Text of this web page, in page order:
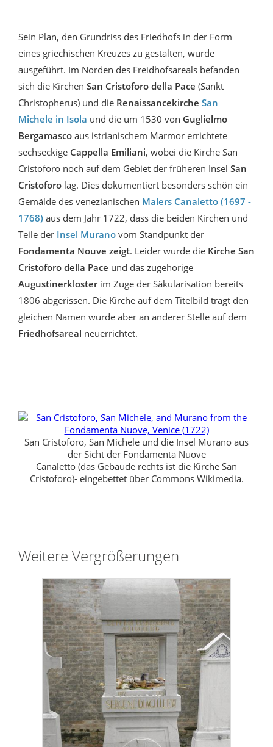
Sein Plan, den Grundriss des Friedhofs in der Form
eines griechischen Kreuzes zu gestalten, wurde
ausgeführt. Im Norden des Freidhofsareals befanden
sich die Kirchen San Cristoforo della Pace (Sankt
Christopherus) und die Renaissancekirche San
Michele in Isola und die um 1530 von Guglielmo
Bergamasco aus istrianischem Marmor errichtete
sechseckige Cappella Emiliani, wobei die Kirche San
Cristoforo noch auf dem Gebiet der früheren Insel San
Cristoforo lag. Dies dokumentiert besonders schön ein
Gemälde des venezianischen Malers Canaletto (1697 -
1768) aus dem Jahr 1722, dass die beiden Kirchen und
Teile der Insel Murano vom Standpunkt der
Fondamenta Nouve zeigt. Leider wurde die Kirche San
Cristoforo della Pace und das zugehörige
Augustinerklosterim Zuge der Säkularisation bereits
1806 abgerissen. Die Kirche auf dem Titelbild trägt den
gleichen Namen wurde aber an anderer Stelle auf dem
Friedhofsareal neuerrichtet.
San Cristoforo, San Michele und die Insel Murano aus
der Sicht der Fondamenta Nuove
Canaletto (das Gebäude rechts ist die Kirche San
Cristoforo)- eingebettet über Commons Wikimedia.
Weitere Vergrößerungen